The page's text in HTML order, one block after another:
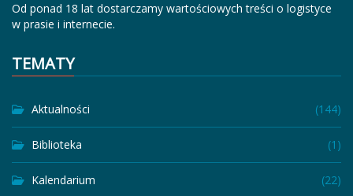
Od ponad 18 lat dostarczamy wartościowych treści o logistyce
w prasie i internecie.
TEMATY
Aktualności (144)
Biblioteka (1)
Kalendarium (22)